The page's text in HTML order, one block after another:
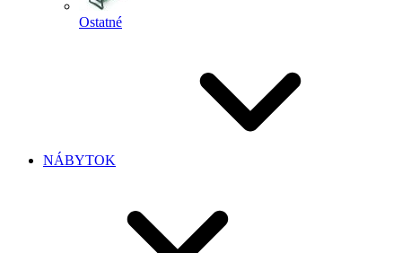
Ostatné
NÁBYTOK